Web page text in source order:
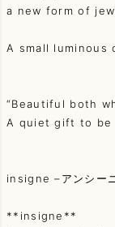
a new form of
A small
“Beautiful both
A quiet gift to be
insigne –アンシー
**insigne**